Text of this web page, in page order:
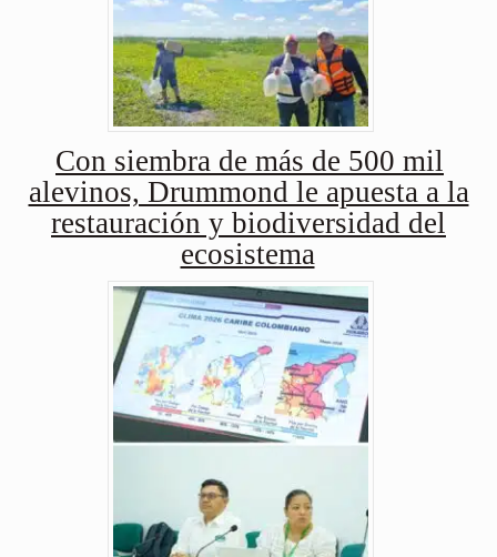
Con siembra de más de 500 mil
alevinos, Drummond le apuesta a la
restauración y biodiversidad del
ecosistema